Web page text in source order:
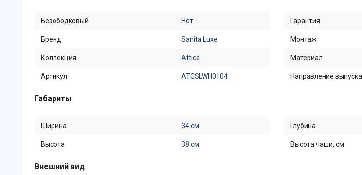
Безободковый Нет
Бренд Sanita Luxe
Коллекция Attica
Артикул ATCSLWH0104
Гарантия
Монтаж
Материал
Направление выпуска
Габариты
Ширина 34 см
Высота 38 см
Глубина
Высота чаши, см
Внешний вид